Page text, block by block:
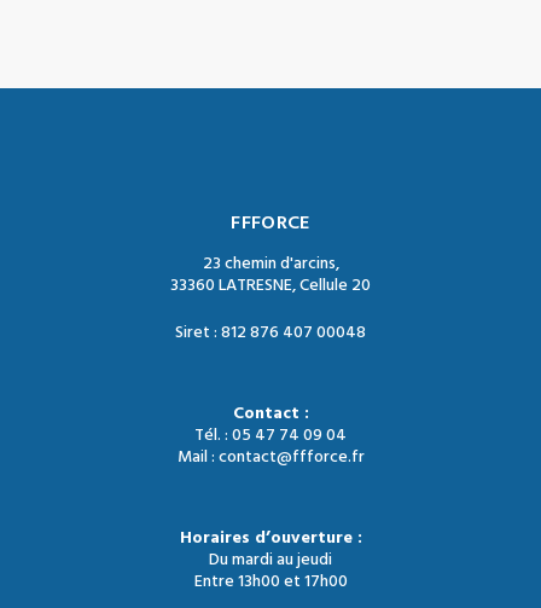
FFFORCE
23 chemin d'arcins,
33360 LATRESNE, Cellule 20
Siret : 812 876 407 00048
Contact :
Tél. : 05 47 74 09 04
Mail : contact@ffforce.fr
Horaires d’ouverture :
Du mardi au jeudi
Entre 13h00 et 17h00